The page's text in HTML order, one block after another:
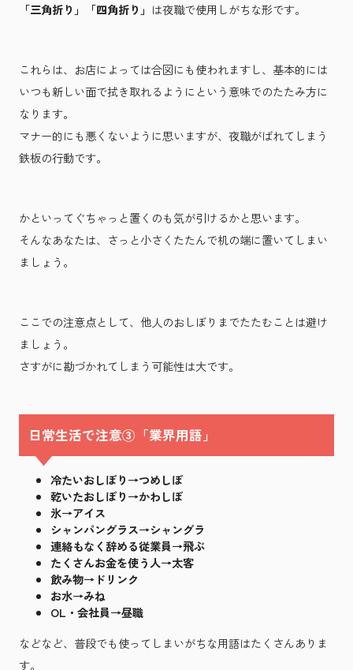
「三角折り」「四角折り」 は夜職で使用しがちな形です。
これらは、お店によっては合図にも使われますし、基本的には
いつも新しい面で拭き取れるようにという意味でのたたみ方に
なります。
マナー的にも悪くないように思いますが、夜職がばれてしまう
鉄板の行動です。
かといってぐちゃっと置くのも気が引けるかと思います。
そんなあなたは、さっと小さくたたんで机の端に置いてしまい
ましょう。
ここでの注意点として、他人のおしぼりまでたたむことは避け
ましょう。
さすがに勘づかれてしまう可能性は大です。
日常生活で注意③「業界用語」
冷たいおしぼり→つめしぼ
乾いたおしぼり→かわしぼ
氷→アイス
シャンパングラス→シャングラ
連絡もなく辞める従業員→飛ぶ
たくさんお金を使う人→太客
飲み物→ドリンク
お水→みね
OL・会社員→昼職
などなど、普段でも使ってしまいがちな用語はたくさんありま
す。